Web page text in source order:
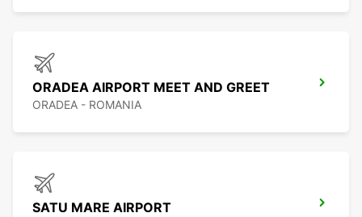
ORADEA AIRPORT MEET AND GREET
ORADEA - ROMANIA
SATU MARE AIRPORT